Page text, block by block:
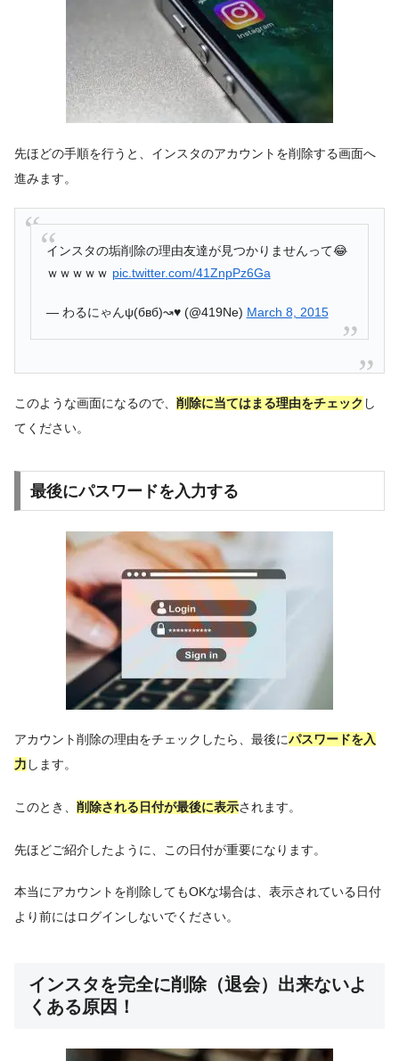
先ほどの手順を行うと、インスタのアカウントを削除する画面へ
進みます。
インスタの垢削除の理由友達が見つかりませんって😂
ｗｗｗｗｗ pic.twitter.com/41ZnpPz6Ga
— わるにゃんψ(бвб)↝♥ (@419Ne) March 8, 2015
このような画面になるので、 削除に当てはまる理由をチェック し
てください。
最後にパスワードを入力する
アカウント削除の理由をチェックしたら、最後にパスワードを入
力 します。
このとき、 削除される日付が最後に表示されます。
先ほどご紹介したように、この日付が重要になります。
本当にアカウントを削除してもOKな場合は、表示されている日付
より前にはログインしないでください。
インスタを完全に削除（退会）出来ないよ
くある原因！